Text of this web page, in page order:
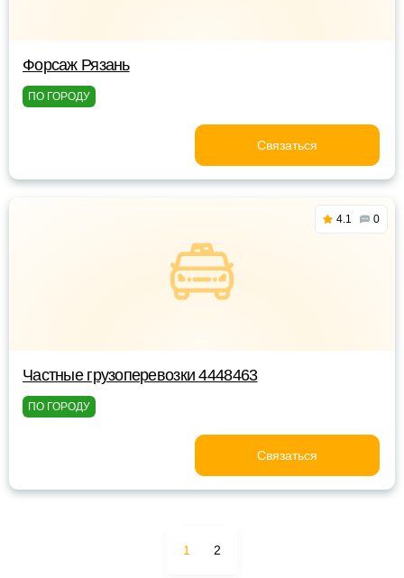
Форсаж Рязань
ПО ГОРОДУ
Связаться
4.1 0
Частные грузоперевозки 4448463
ПО ГОРОДУ
Связаться
1 2